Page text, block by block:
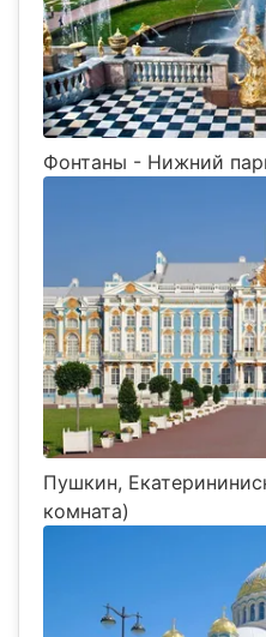
Фонтаны - Нижний
Пушкин,
комната)